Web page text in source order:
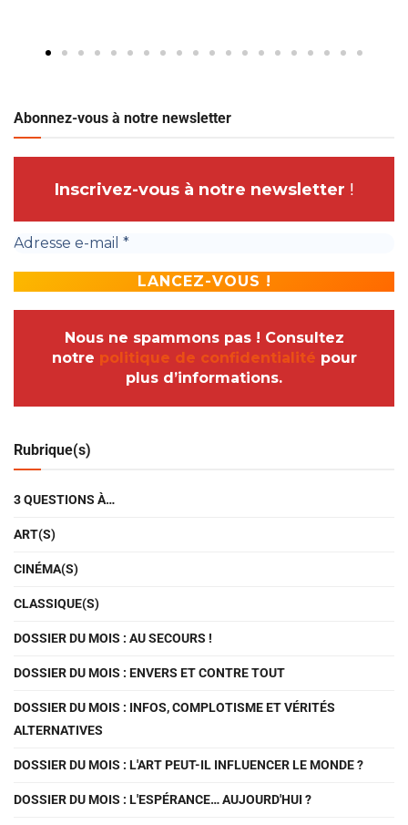
Abonnez-vous à notre newsletter
Inscrivez-vous à notre newsletter !
Nous ne spammons pas ! Consultez
notre politique de confidentialité pour
plus d’informations.
Rubrique(s)
3 QUESTIONS À…
ART(S)
CINÉMA(S)
CLASSIQUE(S)
DOSSIER DU MOIS : AU SECOURS !
DOSSIER DU MOIS : ENVERS ET CONTRE TOUT
DOSSIER DU MOIS : INFOS, COMPLOTISME ET VÉRITÉS
ALTERNATIVES
DOSSIER DU MOIS : L'ART PEUT-IL INFLUENCER LE MONDE ?
DOSSIER DU MOIS : L'ESPÉRANCE… AUJOURD'HUI ?